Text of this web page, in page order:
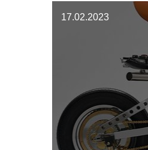
абсолютно лёгок
управлении.
17.02.2023